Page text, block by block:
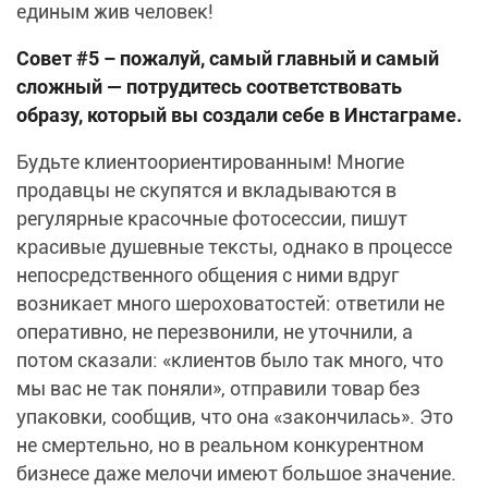
единым жив человек!
Совет #5 – пожалуй, самый главный и самый
сложный — потрудитесь соответствовать
образу, который вы создали себе в Инстаграме.
Будьте клиентоориентированным! Многие
продавцы не скупятся и вкладываются в
регулярные красочные фотосессии, пишут
красивые душевные тексты, однако в процессе
непосредственного общения с ними вдруг
возникает много шероховатостей: ответили не
оперативно, не перезвонили, не уточнили, а
потом сказали: «клиентов было так много, что
мы вас не так поняли», отправили товар без
упаковки, сообщив, что она «закончилась». Это
не смертельно, но в реальном конкурентном
бизнесе даже мелочи имеют большое значение.